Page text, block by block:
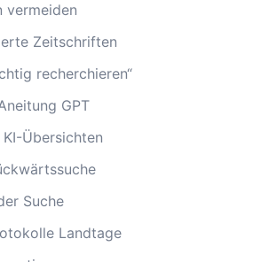
vermeiden
Zeitschriften
recherchieren“
GPT
Übersichten
Suche
Landtage